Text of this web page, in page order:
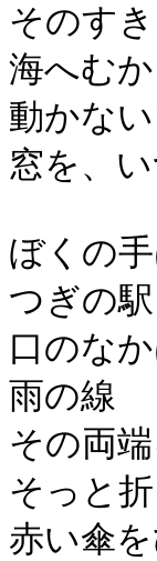
そのす
海へむ
動かな
窓を、
ぼくの
つぎの
口のな
雨の線
その両
そっと
赤い傘